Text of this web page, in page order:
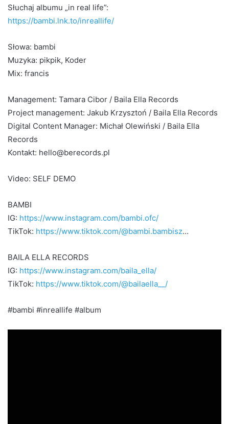
Słuchaj albumu „in real life”:
https://bambi.lnk.to/inreallife/
Słowa: bambi
Muzyka: pikpik, Koder
Mix: francis
Management: Tamara Cibor / Baila Ella Records
Project management: Jakub Krzysztoń / Baila Ella Records
Digital Content Manager: Michał Olewiński / Baila Ella
Records
Kontakt: hello@berecords.pl
Video: SELF DEMO
BAMBI
IG: https://www.instagram.com/bambi.ofc/
TikTok: https://www.tiktok.com/@bambi.bambisz…
BAILA ELLA RECORDS
IG: https://www.instagram.com/baila_ella/
TikTok: https://www.tiktok.com/@bailaella__/
#bambi #inreallife #album